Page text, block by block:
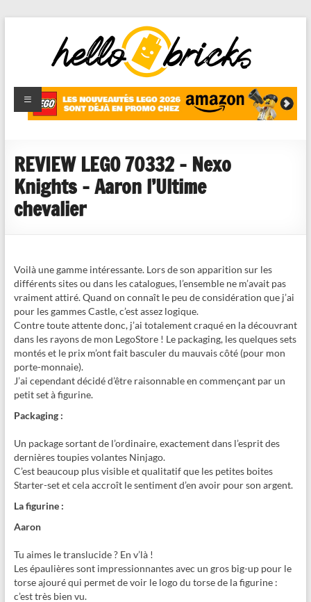
HelloBricks
Blog LEGO,
nouveaut�s
reviews
REVIEW LEGO 70332 – Nexo
Knights – Aaron l’Ultime
chevalier
Voilà une gamme intéressante. Lors de son apparition sur les
différents sites ou dans les catalogues, l’ensemble ne m’avait pas
vraiment attiré. Quand on connaît le peu de considération que j’ai
pour les gammes Castle, c’est assez logique.
Contre toute attente donc, j’ai totalement craqué en la découvrant
dans les rayons de mon LegoStore ! Le packaging, les quelques sets
montés et le prix m’ont fait basculer du mauvais côté (pour mon
porte-monnaie).
J’ai cependant décidé d’être raisonnable en commençant par un
petit set à figurine.
Packaging :
Un package sortant de l’ordinaire, exactement dans l’esprit des
dernières toupies volantes Ninjago.
C’est beaucoup plus visible et qualitatif que les petites boites
Starter-set et cela accroît le sentiment d’en avoir pour son argent.
La figurine :
Aaron
Tu aimes le translucide ? En v’là !
Les épaulières sont impressionnantes avec un gros big-up pour le
torse ajouré qui permet de voir le logo du torse de la figurine :
c’est très bien vu.